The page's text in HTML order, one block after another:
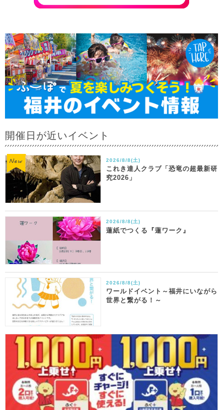
開催日が近いイベント
2026/8/8(土)
これき達人クラブ「恐竜の超最新研
究2026」
2026/8/8(土)
蓮紙でつくる『蓮ワーク』
2026/8/8(土)
ワールドイベント～福井にいながら
世界と繋がる！～